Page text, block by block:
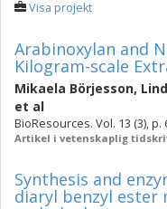
Visa projekt
Arabinoxylan and
Kilogram-scale
Mikaela Börjesson,
et al
BioResources. Vol. 13 (3), p.
Artikel i vetenskaplig
Synthesis and
diaryl benzyl ester